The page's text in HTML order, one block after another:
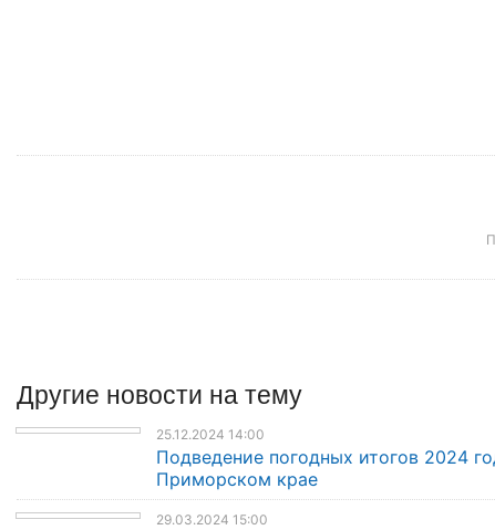
Другие новости на тему
25.12.2024 14:00
Подведение погодных итогов 2024
Приморском крае
29.03.2024 15:00